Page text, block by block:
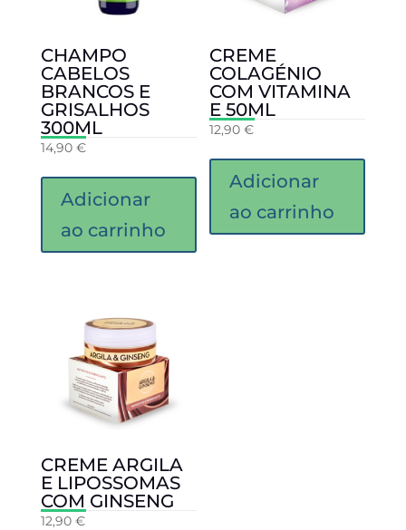
CHAMPO
CABELOS
BRANCOS E
GRISALHOS
300ML
14,90 €
Adicionar
ao carrinho
CREME
COLAGÉNIO
COM VITAMINA
E 50ML
12,90€
Adicionar
ao carrinho
CREME ARGILA
E LIPOSSOMAS
COM GINSENG
12,90 €